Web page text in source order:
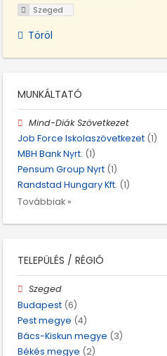
Szeged
Töröl
MUNKÁLTATÓ
Mind-Diák Szövetkezet
Job Force Iskolaszövetkezet (1)
MBH Bank Nyrt. (1)
Pensum Group Nyrt (1)
Randstad Hungary Kft. (1)
Továbbiak »
TELEPÜLÉS / RÉGIÓ
Szeged
Budapest (6)
Pest megye (4)
Bács-Kiskun megye (3)
Békés megye (2)